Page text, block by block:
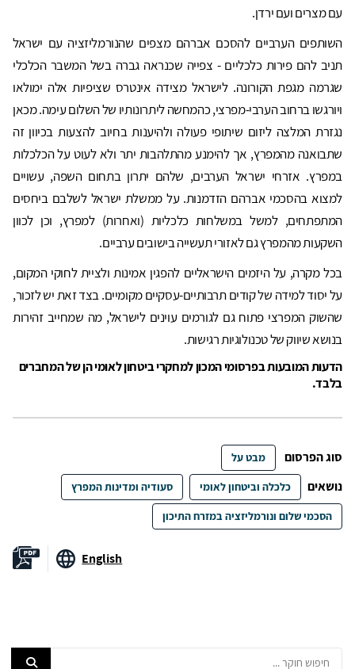
עם מצרים ועם ירדן.
השותפים הערביים להסכם אברהם מצפים שהנורמליזציה עם ישראל
תניב להם פירות כלכליים - צפייה שכנראה גברה בשל המשבר הכלכלי
שגרמה מגפת הקורונה. לישראל מצידה אינטרס שציפיות אלה ימולאו
ויורגשו ברחוב הערבי-מפרצי, כהמחשה ליתרונותיו של השלום עימה. מכאן
נגזרת המלצה ליזום שיתופי פעולה ולהיענות בחיוב להצעות בכיוון זה
שתבואנה מהמפרץ, אך להימנע מהתלהבות יתר ולא לעוט על הכלכלות
במפרץ. אזרחי ישראל הערבים, שלהם יתרון בתחום השפה, עשויים
למצוא בהסכמי אברהם הזדמנות. על ממשלת ישראל לשלבם ביחסים
המתפתחים, למשל במשלחות כלכליות (ואחרות) למפרץ, וכן לכוון
השקעות מהמפרץ גם לאזורי תעשייה בישובים ערביים.
בכל מקרה, על היזמים הישראליים להפגין אמינות ולציית לחוקי המקום,
על יסוד למידה של קודים תרבותיים-עסקיים מקומיים. בצד זאת יש לזכור,
שהשוק המפרצי פתוח גם לגורמים עוינים לישראל, מה שמחייב זהירות
בנושא שיווק של טכנולוגיות רגישות.
הדעות המובעות בפרסומי המכון למחקרי ביטחון לאומי הן של המחברים
בלבד.
סוג הפרסום מבט על
נושאים כלכלה וביטחון לאומי סעודיה ומדינות המפרץ
הסכמי שלום ונורמליזציה במזרח התיכון
English